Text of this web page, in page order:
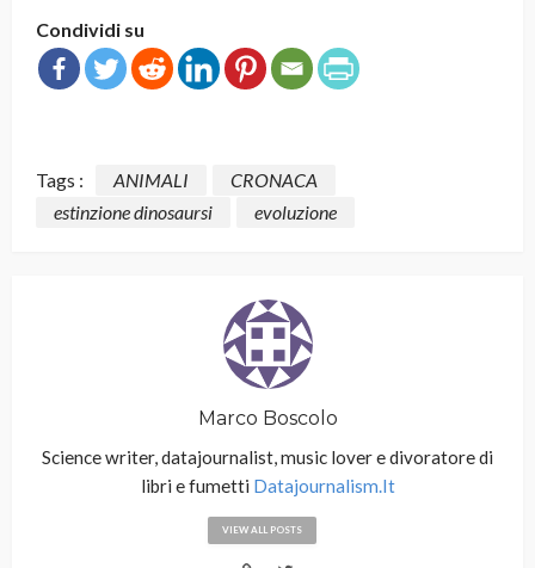
Condividi su
Tags : ANIMALI
CRONACA
estinzione dinosaursi
evoluzione
Marco Boscolo
Science writer, datajournalist, music lover e divoratore di
libri e fumetti Datajournalism.it
VIEW ALL POSTS